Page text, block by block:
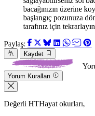
bacağınızın üzerine
başlangıç pozunuza
tarafınız için
Paylaş:
Kaydet
Yorum Kuralları
Değerli HTHayat okurları,